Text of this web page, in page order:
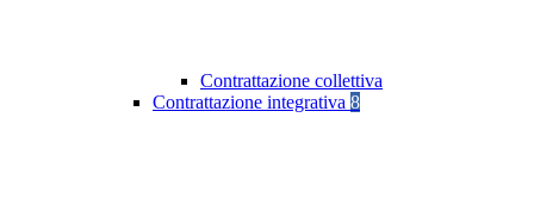
Contrattazione collettiva
Contrattazione integrativa 8